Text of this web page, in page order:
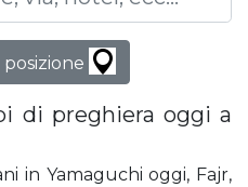
di preghiera oggi a
in Yamaguchi oggi, Fajr,